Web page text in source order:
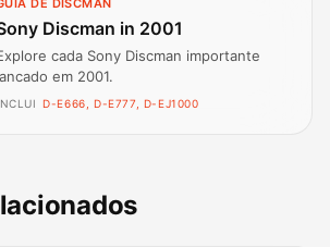
DE DISCMAN
Discman in 2001
cada Sony Discman importante
em 2001.
D-E666, D-E777, D-EJ1000